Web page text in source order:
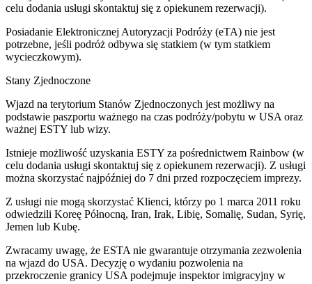
celu dodania usługi skontaktuj się z opiekunem rezerwacji).
Posiadanie Elektronicznej Autoryzacji Podróży (eTA) nie jest
potrzebne, jeśli podróż odbywa się statkiem (w tym statkiem
wycieczkowym).
Stany Zjednoczone
Wjazd na terytorium Stanów Zjednoczonych jest możliwy na
podstawie paszportu ważnego na czas podróży/pobytu w USA oraz
ważnej ESTY lub wizy.
Istnieje możliwość uzyskania ESTY za pośrednictwem Rainbow (w
celu dodania usługi skontaktuj się z opiekunem rezerwacji). Z usługi
można skorzystać najpóźniej do 7 dni przed rozpoczęciem imprezy.
Z usługi nie mogą skorzystać Klienci, którzy po 1 marca 2011 roku
odwiedzili Koreę Północną, Iran, Irak, Libię, Somalię, Sudan, Syrię,
Jemen lub Kubę.
Zwracamy uwagę, że ESTA nie gwarantuje otrzymania zezwolenia
na wjazd do USA. Decyzję o wydaniu pozwolenia na
przekroczenie granicy USA podejmuje inspektor imigracyjny w